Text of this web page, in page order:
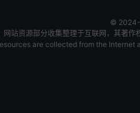
©
网站资源部分收集整理于互联网，其著
are collected from the